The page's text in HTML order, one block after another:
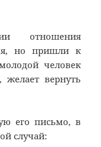
отношения
но пришли к
человек
вернуть
его письмо, в
случай: